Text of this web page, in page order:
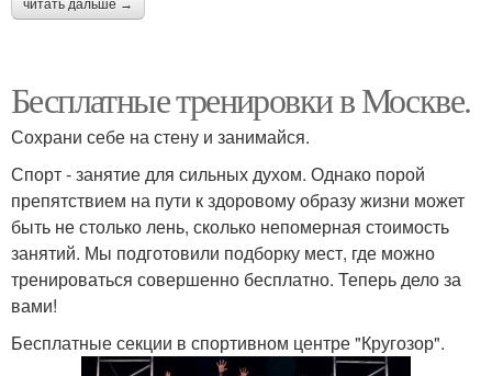
читать дальше →
Бесплатные тренировки в Москве.
Сохрани себе на стену и занимайся.
Спорт - занятие для сильных духом. Однако порой
препятствием на пути к здоровому образу жизни может
быть не столько лень, сколько непомерная стоимость
занятий. Мы подготовили подборку мест, где можно
тренироваться совершенно бесплатно. Теперь дело за
вами!
Бесплатные секции в спортивном центре "Кругозор".